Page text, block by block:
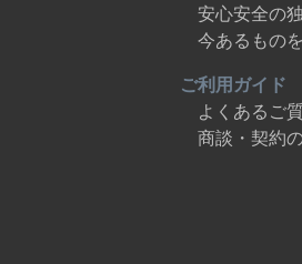
安心安全の
今あるもの
ご利用ガイド
よくあるご
商談・契約